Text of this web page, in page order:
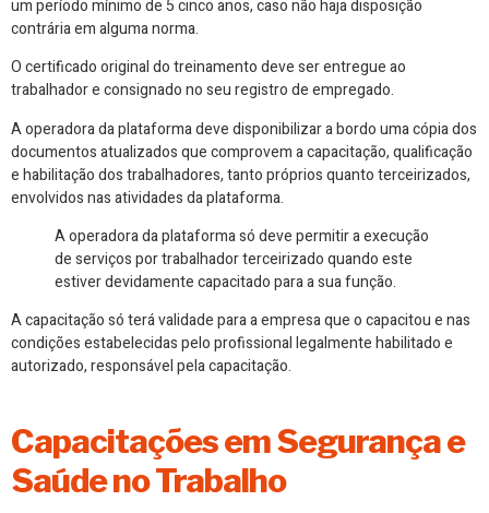
um período mínimo de 5 cinco anos, caso não haja disposição
contrária em alguma norma.
O certificado original do treinamento deve ser entregue ao
trabalhador e consignado no seu registro de empregado.
A operadora da plataforma deve disponibilizar a bordo uma cópia dos
documentos atualizados que comprovem a capacitação, qualificação
e habilitação dos trabalhadores, tanto próprios quanto terceirizados,
envolvidos nas atividades da plataforma.
A operadora da plataforma só deve permitir a execução
de serviços por trabalhador terceirizado quando este
estiver devidamente capacitado para a sua função.
A capacitação só terá validade para a empresa que o capacitou e nas
condições estabelecidas pelo profissional legalmente habilitado e
autorizado, responsável pela capacitação.
Capacitações em Segurança e
Saúde no Trabalho